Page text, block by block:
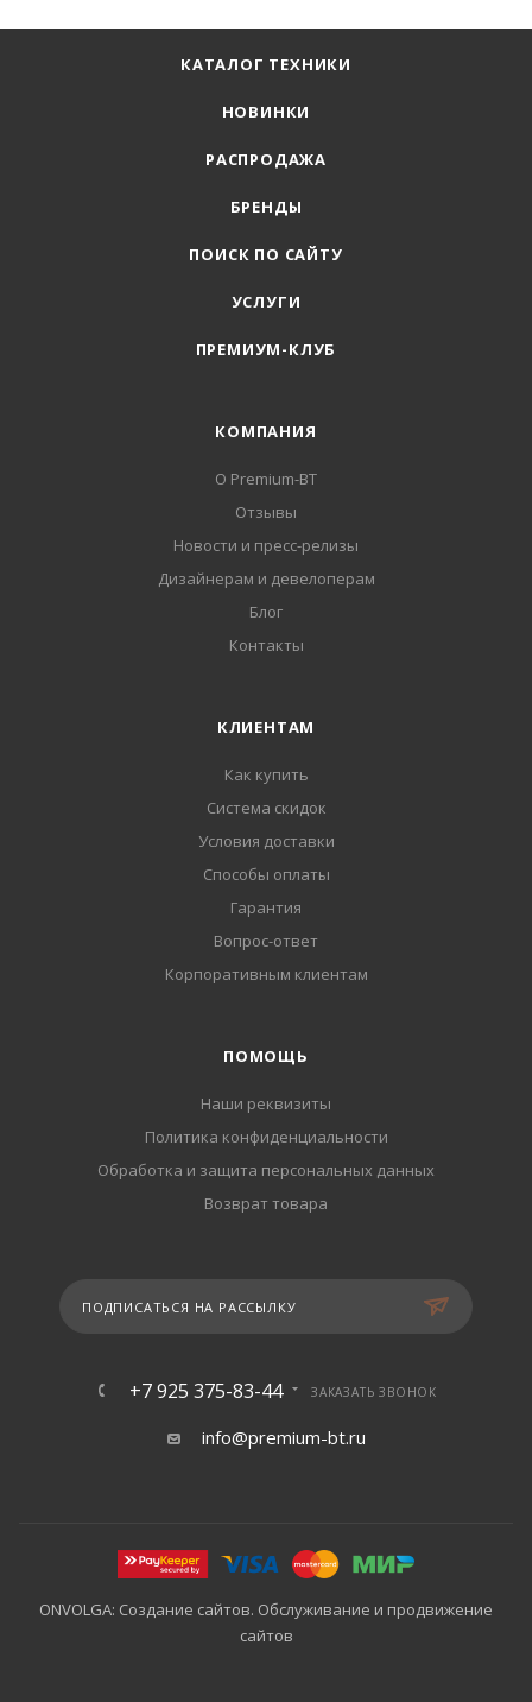
КАТАЛОГ ТЕХНИКИ
НОВИНКИ
РАСПРОДАЖА
БРЕНДЫ
ПОИСК ПО САЙТУ
УСЛУГИ
ПРЕМИУМ-КЛУБ
КОМПАНИЯ
О Premium-BT
Отзывы
Новости и пресс-релизы
Дизайнерам и девелоперам
Блог
Контакты
КЛИЕНТАМ
Как купить
Система скидок
Условия доставки
Способы оплаты
Гарантия
Вопрос-ответ
Корпоративным клиентам
ПОМОЩЬ
Наши реквизиты
Политика конфиденциальности
Обработка и защита персональных данных
Возврат товара
ПОДПИСАТЬСЯ НА РАССЫЛКУ
+7 925 375-83-44 ЗАКАЗАТЬ ЗВОНОК
info@premium-bt.ru
ONVOLGA: Создание сайтов. Обслуживание и продвижение
сайтов